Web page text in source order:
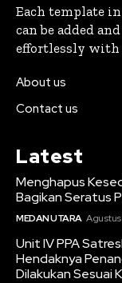
Each template
can be added
effortlessly with
About us
Contact us
Latest
Menghapus
Bagikan Seratus
MEDAN UTARA Agustus
Unit IV PPA
Hendaknya
Dilakukan Sesuai